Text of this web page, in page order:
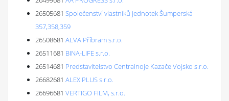
26505681 Společenství vlastníků jednotek Šumperská
357,358,359
26508681 ALVA Příbram s.r.o.
26511681 BINA-LIFE s.r.o.
26514681 Predstavitelstvo Centralnoje Kazače Vojsko s.r.o.
26682681 ALEX PLUS s.r.o.
26696681 VERTIGO FILM, s.r.o.